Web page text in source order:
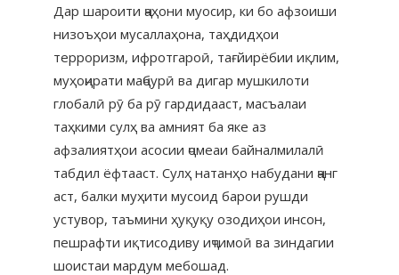
Дар шароити ҷаҳони муосир, ки бо афзоиши
низоъҳои мусаллаҳона, таҳдидҳои
терроризм, ифротгароӣ, тағйирёбии иқлим,
муҳоҷирати маҷбурӣ ва дигар мушкилоти
глобалӣ рӯ ба рӯ гардидааст, масъалаи
таҳкими сулҳ ва амният ба яке аз
афзалиятҳои асосии ҷомеаи байналмилалӣ
табдил ёфтааст. Сулҳ натанҳо набудани ҷанг
аст, балки муҳити мусоид барои рушди
устувор, таъмини ҳуқуқу озодиҳои инсон,
пешрафти иқтисодиву иҷтимоӣ ва зиндагии
шоистаи мардум мебошад.